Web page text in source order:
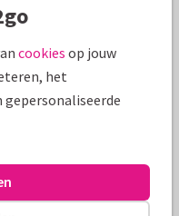
aan te passen.
aan te passen
cookies op jouw
het